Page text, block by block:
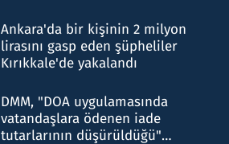
Ankara'da bir kişinin 2 milyon
lirasını gasp eden şüpheliler
Kırıkkale'de yakalandı
DMM, "DOA uygulamasında
vatandaşlara ödenen iade
tutarlarının düşürüldüğü"